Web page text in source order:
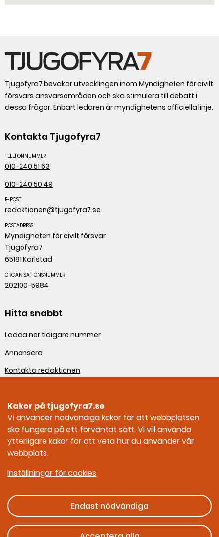
Tjugofyra7 bevakar utvecklingen inom Myndigheten för civilt
försvars ansvarsområden och ska stimulera till debatt i
dessa frågor. Enbart ledaren är myndighetens officiella linje.
Kontakta Tjugofyra7
TELEFONNUMMER
010-240 51 63
010-240 50 49
E-POST
redaktionen@tjugofyra7.se
POSTADRESS
Myndigheten för civilt försvar
Tjugofyra7
65181 Karlstad
ORGANISATIONSNUMMER
202100-5984
Hitta snabbt
Ladda ner tidigare nummer
Annonsera
Kontakta redaktionen
Sociala medier
Tjugofyra7 på Facebook
Tjugofyra7 på Instagram
Ges ut av Myndigheten för civilt försvar
Kakor på tjugofyra7.se
Vi använder nödvändiga kakor för att webbplatsen
ska fungera på ett förväntat sätt. Vi vill använda
ytterligare kakor för att veta hur du använder vår
webbplats.
Inställningar för cookies
Endast nödvändiga